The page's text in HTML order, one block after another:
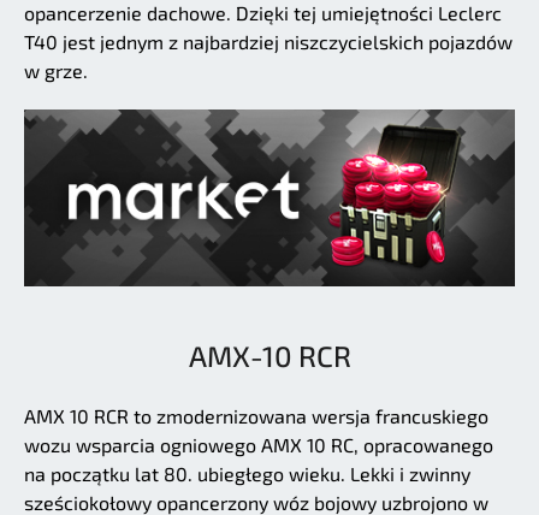
opancerzenie dachowe. Dzięki tej umiejętności Leclerc
T40 jest jednym z najbardziej niszczycielskich pojazdów
w grze.
AMX-10 RCR
AMX 10 RCR to zmodernizowana wersja francuskiego
wozu wsparcia ogniowego AMX 10 RC, opracowanego
na początku lat 80. ubiegłego wieku. Lekki i zwinny
sześciokołowy opancerzony wóz bojowy uzbrojono w